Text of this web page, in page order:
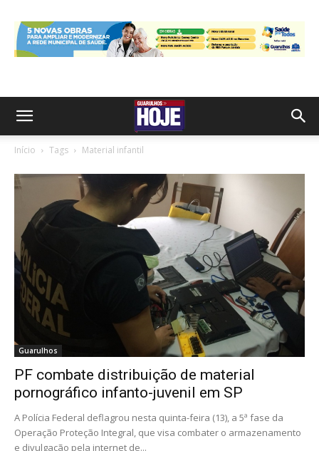
Início Tags Material infantil
Guarulhos
PF combate distribuição de material
pornográfico infanto-juvenil em SP
A Polícia Federal deflagrou nesta quinta-feira (13), a 5ª fase da
Operação Proteção Integral, que visa combater o armazenamento
e divulgação pela internet de...